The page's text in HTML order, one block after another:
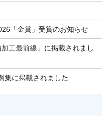
「金賞」受賞のお知らせ
工最前線」に掲載されまし
集に掲載されました